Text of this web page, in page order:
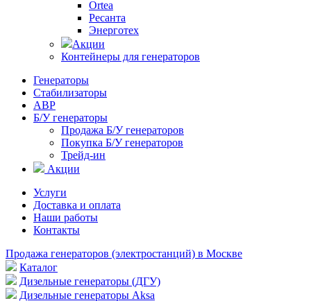
Ortea
Ресанта
Энерготех
Акции
Контейнеры для генераторов
Генераторы
Стабилизаторы
АВР
Б/У генераторы
Продажа Б/У генераторов
Покупка Б/У генераторов
Трейд-ин
Акции
Услуги
Доставка и оплата
Наши работы
Контакты
Продажа генераторов (электростанций) в Москве
Каталог
Дизельные генераторы (ДГУ)
Дизельные генераторы Aksa